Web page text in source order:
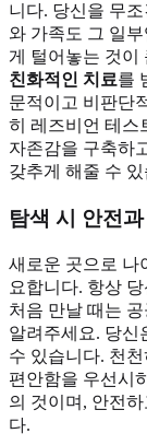
니다. 당신을 무
와 가족도 그 일
게 털어놓는 것이
친화적인 치료를
문적이고 비판단
히 레즈비언 테스
자존감을 구축하
갖추게 해줄 수
탐색 시 안전
새로운 곳으로 나
요합니다. 항상
처음 만날 때는
알려주세요. 당신
수 있습니다. 천
편안함을 우선시
의 것이며, 안전
다.